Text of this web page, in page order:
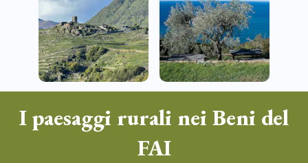
I paesaggi rurali nei Beni del
FAI